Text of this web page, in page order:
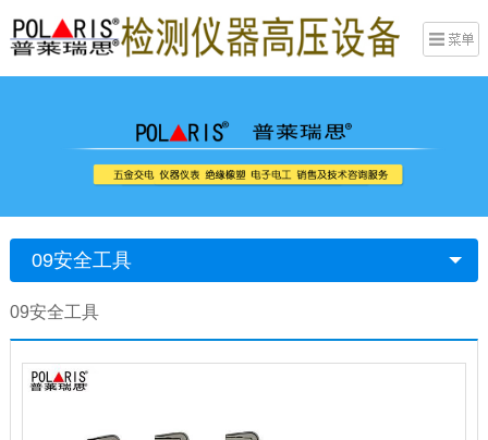
09安全工具
09安全工具